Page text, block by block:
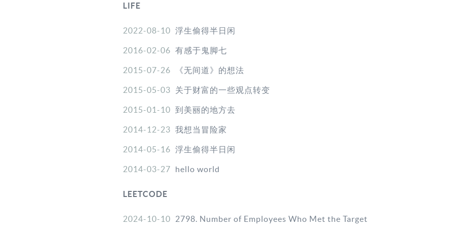
LIFE
2022-08-10 浮生偷得半日闲
2016-02-06 有感于鬼脚七
2015-07-26 《无间道》的想法
2015-05-03 关于财富的一些观点转变
2015-01-10 到美丽的地方去
2014-12-23 我想当冒险家
2014-05-16 浮生偷得半日闲
2014-03-27 hello world
LEETCODE
2024-10-10 2798. Number of Employees Who Met the Target